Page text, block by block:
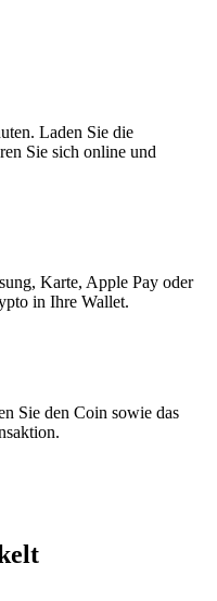
Laden Sie die
Sie sich online und
Karte, Apple Pay oder
in Ihre Wallet.
Sie den Coin sowie das